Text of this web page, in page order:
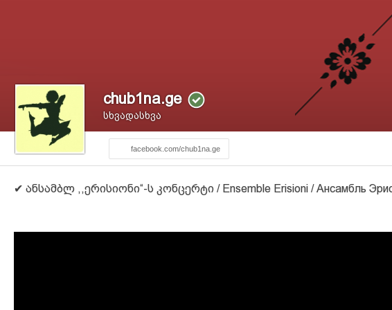
chub1na.ge
სხვადასხვა
facebook.com/chub1na.ge
✔ ანსამბლ ,,ერისიონი“-ს კონცერტი / Ensemble Erisioni / Ансамбль